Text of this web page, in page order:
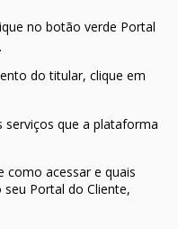
no botão verde Portal
do titular, clique em
que a plataforma
como acessar e quais
Portal do Cliente,